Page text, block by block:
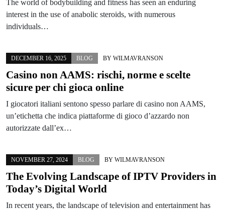
The world of bodybuilding and fitness has seen an enduring
interest in the use of anabolic steroids, with numerous
individuals…
DECEMBER 16, 2025 BLOG BY WILMAVRANSON
Casino non AAMS: rischi, norme e scelte
sicure per chi gioca online
I giocatori italiani sentono spesso parlare di casino non AAMS,
un’etichetta che indica piattaforme di gioco d’azzardo non
autorizzate dall’ex…
NOVEMBER 27, 2024 BLOG BY WILMAVRANSON
The Evolving Landscape of IPTV Providers in
Today’s Digital World
In recent years, the landscape of television and entertainment has